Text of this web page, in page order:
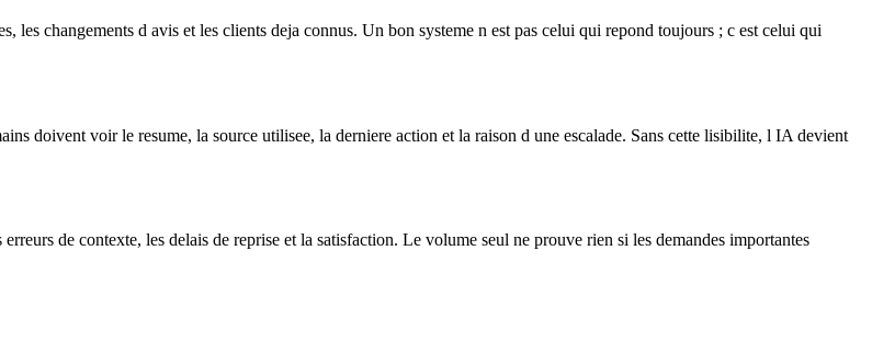
les changements d avis et les clients deja connus. Un bon systeme n est pas celui qui repond toujours ; c est celui qui
doivent voir le resume, la source utilisee, la derniere action et la raison d une escalade. Sans cette lisibilite, l IA devient
de contexte, les delais de reprise et la satisfaction. Le volume seul ne prouve rien si les demandes importantes